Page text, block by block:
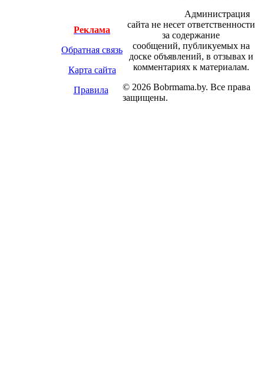
Реклама
Обратная связь
Карта сайта
Правила
Администрация
сайта не несет ответственности
за содержание
сообщений, публикуемых на
доске объявлений, в отзывах и
комментариях к материалам.
© 2026 Bobrmama.by. Все права
защищены.